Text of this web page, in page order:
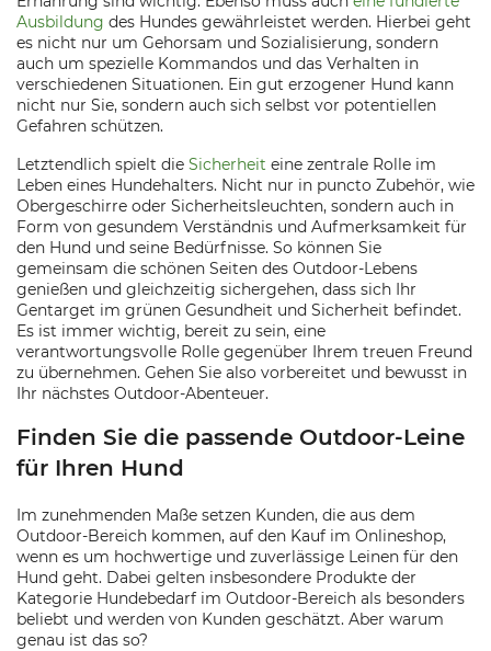
Ausbildung des Hundes gewährleistet werden. Hierbei geht
es nicht nur um Gehorsam und Sozialisierung, sondern
auch um spezielle Kommandos und das Verhalten in
verschiedenen Situationen. Ein gut erzogener Hund kann
nicht nur Sie, sondern auch sich selbst vor potentiellen
Gefahren schützen.
Letztendlich spielt die Sicherheit eine zentrale Rolle im
Leben eines Hundehalters. Nicht nur in puncto Zubehör, wie
Obergeschirre oder Sicherheitsleuchten, sondern auch in
Form von gesundem Verständnis und Aufmerksamkeit für
den Hund und seine Bedürfnisse. So können Sie
gemeinsam die schönen Seiten des Outdoor-Lebens
genießen und gleichzeitig sichergehen, dass sich Ihr
Gentarget im grünen Gesundheit und Sicherheit befindet.
Es ist immer wichtig, bereit zu sein, eine
verantwortungsvolle Rolle gegenüber Ihrem treuen Freund
zu übernehmen. Gehen Sie also vorbereitet und bewusst in
Ihr nächstes Outdoor-Abenteuer.
Finden Sie die passende Outdoor-Leine
für Ihren Hund
Im zunehmenden Maße setzen Kunden, die aus dem
Outdoor-Bereich kommen, auf den Kauf im Onlineshop,
wenn es um hochwertige und zuverlässige Leinen für den
Hund geht. Dabei gelten insbesondere Produkte der
Kategorie Hundebedarf im Outdoor-Bereich als besonders
beliebt und werden von Kunden geschätzt. Aber warum
genau ist das so?